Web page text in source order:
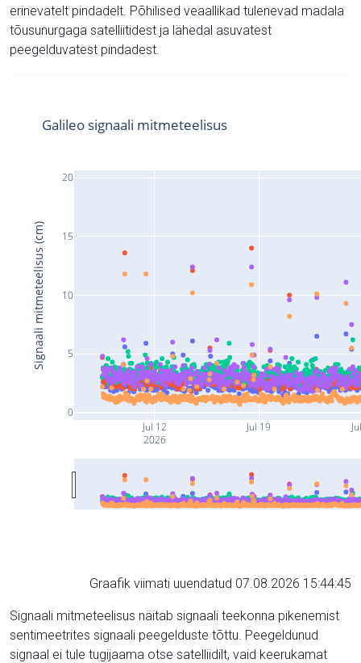
erinevatelt pindadelt. Põhilised veaallikad tulenevad madala
tõusunurgaga satelliitidest ja lähedal asuvatest
peegelduvatest pindadest.
Jul 12
2026
Jul 19
0
5
10
15
20
Galileo signaali mitmeteelisus
Signaali mitmeteelisus (cm)
Graafik viimati uuendatud 07.08.2026 15:44:45
Signaali mitmeteelisus näitab signaali teekonna pikenemist
sentimeetrites signaali peegelduste tõttu. Peegeldunud
signaal ei tule tugijaama otse satelliidilt, vaid keerukamat